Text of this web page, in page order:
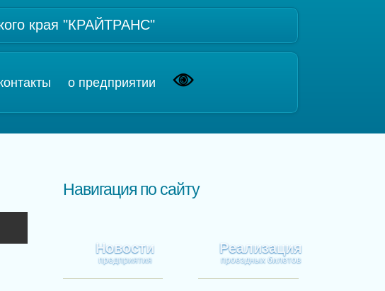
края "КРАЙТРАНС"
о предприятии
Навигация по сайту
Новости
предприятия
Реализация
проездных билетов